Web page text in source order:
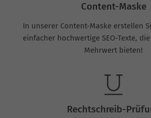
Content-Maske
In unserer Content-Maske erstellen
einfacher hochwertige SEO-Texte,
Mehrwert bieten!
Rechtschreib-